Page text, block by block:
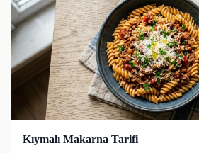
Kıymalı Makarna Tarifi